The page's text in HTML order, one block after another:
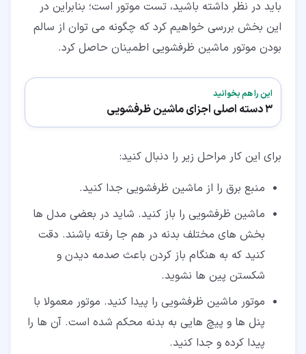
باید در نظر داشته باشید، تست موتور است؛ بنابراین در
این بخش بررسی خواهیم کرد که چگونه می توان از سالم
بودن موتور ماشین ظرفشویی اطمینان حاصل کرد.
این را هم بخوانید
3 دسته اصلی اجزای ماشین ظرفشویی
برای این کار مراحل زیر را دنبال کنید:
منبع برق را از ماشین ظرفشویی جدا کنید.
ماشین ظرفشویی را باز کنید. شاید در بعضی مدل ها
بخش های مختلف بدنه در هم جا رفته باشند. دقت
کنید که به هنگام باز کردن باعث صدمه دیدن و
شکستن پین ها نشوید.
موتور ماشین ظرفشویی را پیدا کنید. موتور معمولا با
پنل ها و پیچ هایی به بدنه محکم شده است. آن ها را
پیدا کرده و جدا کنید.